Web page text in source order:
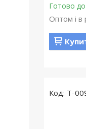
Готово до
Оптом і в
T-